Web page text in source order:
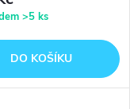
>5 ks
DO KOŠÍKU